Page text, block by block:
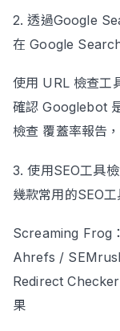
2. 透過Google
在 Google
使用 URL 檢查工
確認 Googlebot
檢查 覆蓋率報告
3. 使用SEO工具
幾款常用的SEO
Screaming Frog
Ahrefs /
Redirect
果